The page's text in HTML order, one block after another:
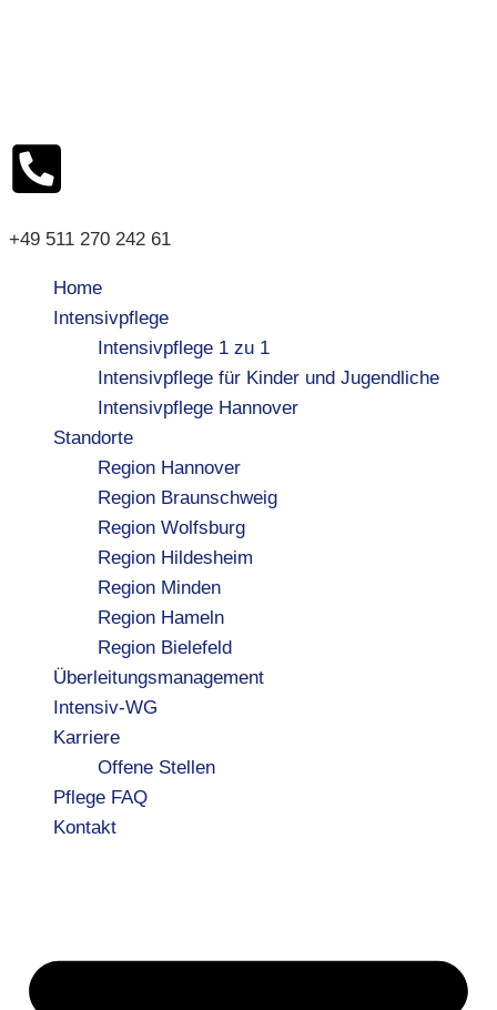
+49 511 270 242 61
Home
Intensivpflege
Intensivpflege 1 zu 1
Intensivpflege für Kinder und Jugendliche
Intensivpflege Hannover
Standorte
Region Hannover
Region Braunschweig
Region Wolfsburg
Region Hildesheim
Region Minden
Region Hameln
Region Bielefeld
Überleitungsmanagement
Intensiv-WG
Karriere
Offene Stellen
Pflege FAQ
Kontakt